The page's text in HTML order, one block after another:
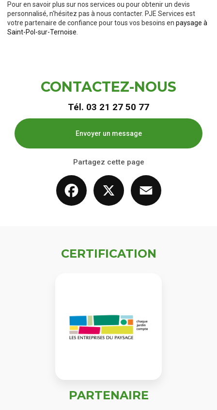
Pour en savoir plus sur nos services ou pour obtenir un devis
personnalisé, n'hésitez pas à nous contacter. PJE Services est
votre partenaire de confiance pour tous vos besoins en paysage à
Saint-Pol-sur-Ternoise
CONTACTEZ-NOUS
Tél. 03 21 27 50 77
Envoyer un message
Partagez cette page
Facebook
CERTIFICATION
PARTENAIRE